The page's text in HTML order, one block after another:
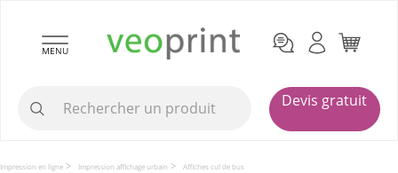
MENU
Devis gratuit
Impression en ligne Impression affichage urbain Affiches cul de bus